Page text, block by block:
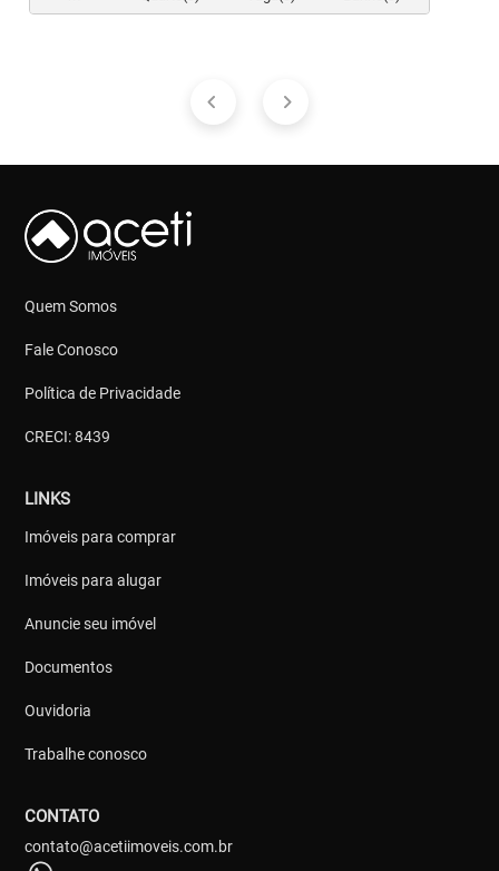
Quem Somos
Fale Conosco
Política de Privacidade
CRECI: 8439
LINKS
Imóveis para comprar
Imóveis para alugar
Anuncie seu imóvel
Documentos
Ouvidoria
Trabalhe conosco
CONTATO
contato@acetiimoveis.com.br